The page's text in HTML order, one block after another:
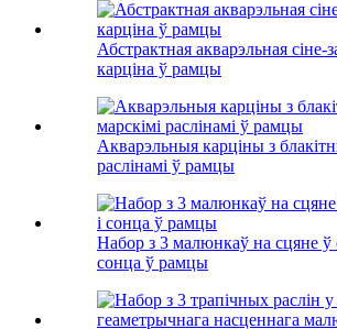
Абстрактная акварэльная сіне-
карціна ў рамцы
Акварэльныя карціны з
раслінамі ў рамцы
Набор з 3 малюнкаў на сцяне ў
сонца ў рамцы